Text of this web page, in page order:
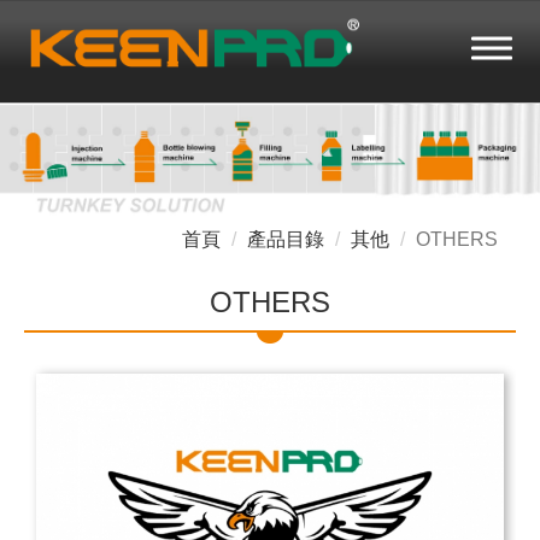
首頁 產品目錄 其他 OTHERS
OTHERS